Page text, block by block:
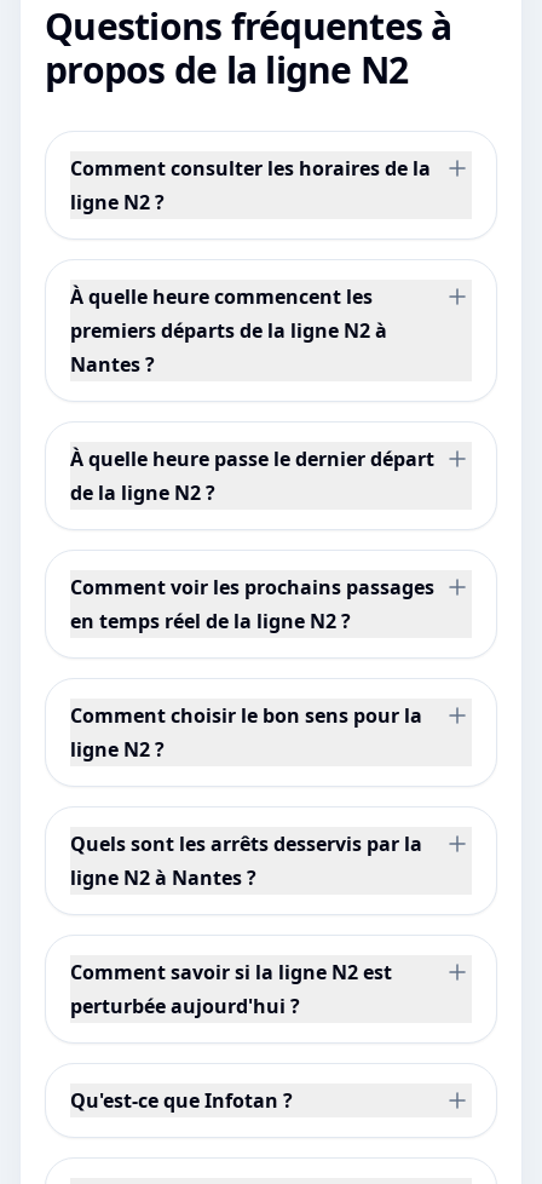
Questions fréquentes à
propos de la ligne N2
Comment consulter les horaires de la
ligne N2 ?
À quelle heure commencent les
premiers départs de la ligne N2 à
Nantes ?
À quelle heure passe le dernier départ
de la ligne N2 ?
Comment voir les prochains passages
en temps réel de la ligne N2 ?
Comment choisir le bon sens pour la
ligne N2 ?
Quels sont les arrêts desservis par la
ligne N2 à Nantes ?
Comment savoir si la ligne N2 est
perturbée aujourd'hui ?
Qu'est-ce que Infotan ?